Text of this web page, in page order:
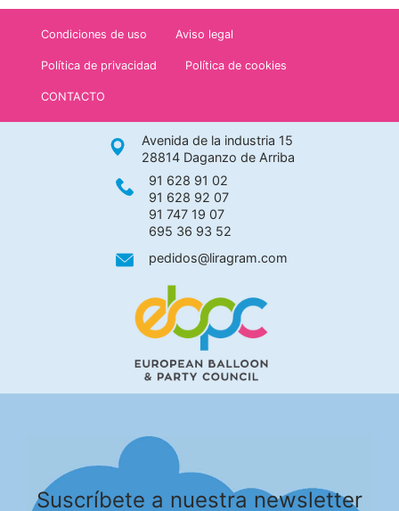
Condiciones de uso Aviso legal
Política de privacidad Política de cookies
CONTACTO
Avenida de la industria 15
28814 Daganzo de Arriba
91 628 91 02
91 628 92 07
91 747 19 07
695 36 93 52
pedidos@liragram.com
Suscríbete a nuestra newsletter